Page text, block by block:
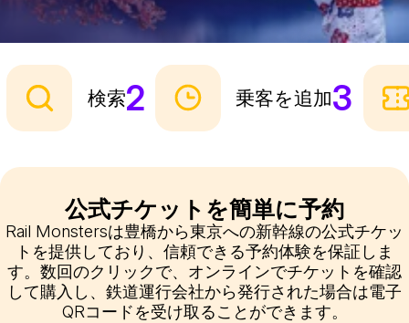
検索2 乗客を追加3
公式チケットを簡単に予約
Rail Monstersは豊橋から東京への新幹線の公式チケッ
トを提供しており、信頼できる予約体験を保証しま
す。数回のクリックで、オンラインでチケットを確認
して購入し、鉄道運行会社から発行された場合は電子
QRコードを受け取ることができます。